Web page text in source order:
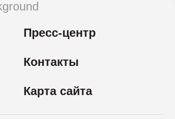
Пресс-центр
Контакты
Карта сайта